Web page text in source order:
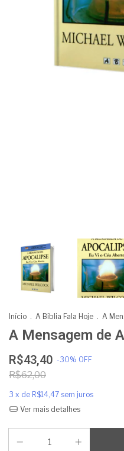
Início . A Bíblia Fala Hoje . A
A Mensagem de
R$43,40 -30% OFF
R$62,00
3 x de R$14,47 sem juros
Ver mais detalhes